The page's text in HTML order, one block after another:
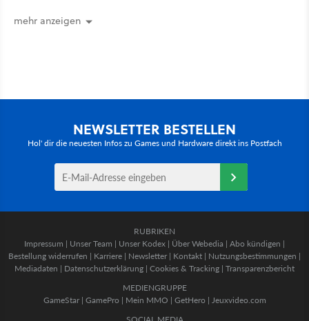
mehr anzeigen
NEWSLETTER BESTELLEN
Hol' dir die neuesten Infos zu Games und Hardware direkt ins Postfach
RUBRIKEN
Impressum | Unser Team | Unser Kodex | Über Webedia | Abo kündigen |
Bestellung widerrufen | Karriere | Newsletter | Kontakt | Nutzungsbestimmungen |
Mediadaten | Datenschutzerklärung | Cookies & Tracking | Transparenzbericht
MEDIENGRUPPE
GameStar| GamePro | Mein MMO | GetHero | Jeuxvideo.com